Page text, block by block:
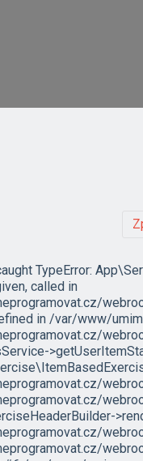
TypeError:
called in
in /var/www/